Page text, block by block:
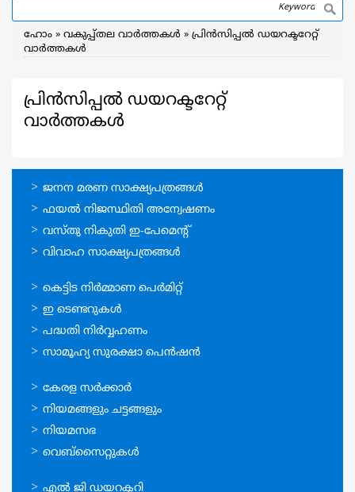
Search
Breadcrumb
ഹോം വകുപ്പ്തല വാര്‍ത്തകള്‍
പ്രിന്‍സിപ്പല്‍ ഡയറക്ടറേറ്റ്
വാര്‍ത്തകള്‍
പ്രിന്‍സിപ്പല്‍ ഡയറക്ടറേറ്റ്
വാര്‍ത്തകള്‍
ഓണ്‍ലൈന്‍
സേവനങ്ങള്‍
ജനന മരണ സാക്ഷ്യപത്രങ്ങള്‍
ഫയല്‍ നിജസ്ഥിതി അന്വേഷണം
വസ്തു നികുതി ഇ-പേമെന്റ്
വിവാഹ സാക്ഷ്യപത്രങ്ങള്‍
ഓണ്‍ലൈന്‍
സേവനങ്ങള്‍
കെട്ടിട നിര്‍മ്മാണ പെര്‍മിറ്റ്‌
ഇ ടെണ്ടറുകള്‍
പദ്ധതി നിര്‍വ്വഹണം
സാമൂഹ്യ സുരക്ഷാ പെന്‍ഷന്‍
ഉപയോഗപ്രദമായ
കണ്ണികള്‍
കേരള സര്‍ക്കാര്‍
നിയമങ്ങളും ചട്ടങ്ങളും
നിയമസഭ
വെബ്സൈറ്റുകള്‍
എല്‍ ജി ഡയറക്ടറി